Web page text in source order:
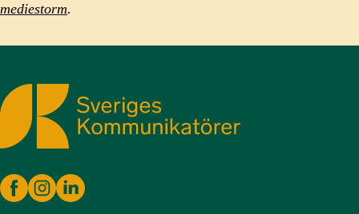
mediestorm.
Sveriges Kommunikatörer